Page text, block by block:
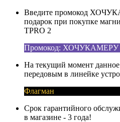
Введите промокод
подарок при покупке
TPRO 2
Промокод: ХОЧУКАМЕРУ
На текущий момент данное
передовым в линейке
Флагман
Срок гарантийного
в магазине - 3 года!